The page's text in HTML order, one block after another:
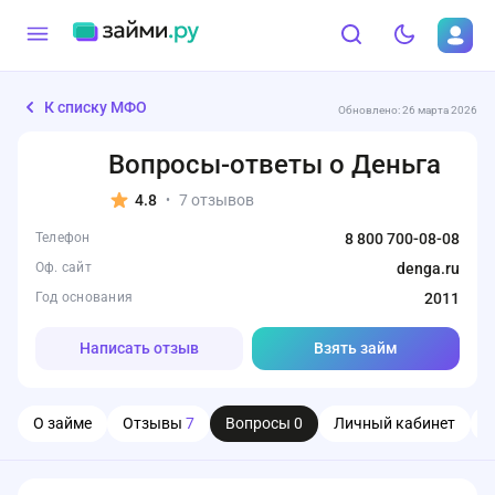
К списку МФО Обновлено: 26 марта 2026
Вопросы-ответы о Деньга
4.8 • 7 отзывов
Телефон 8 800 700-08-08
Оф. сайт denga.ru
Год основания 2011
Написать отзыв Взять займ
О займе Отзывы 7 Вопросы 0 Личный кабинет